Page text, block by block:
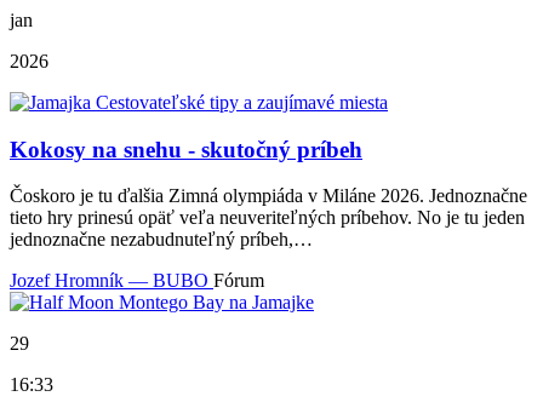
jan
2026
Kokosy na snehu - skutočný príbeh
Čoskoro je tu ďalšia Zimná olympiáda v Miláne 2026. Jednoznačne
tieto hry prinesú opäť veľa neuveriteľných príbehov. No je tu jeden
jednoznačne nezabudnuteľný príbeh,…
Jozef Hromník — BUBO Fórum
29
16:33